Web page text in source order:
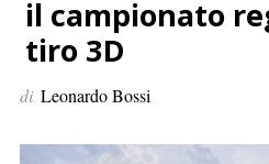
e
r
il campionato
tiro 3D
di Leonardo Bossi